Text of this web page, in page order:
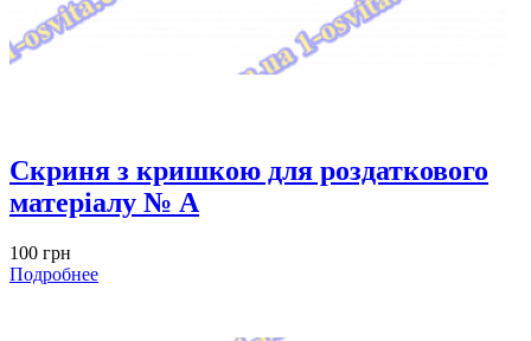
Скриня з кришкою для роздаткового
матеріалу № A
100 грн
Подробнее